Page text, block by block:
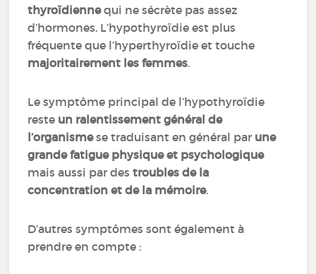
thyroïdiennequi ne sécrète pas assez
d’hormones. L’hypothyroïdie est plus
fréquente que l’hyperthyroïdie et touche
majoritairement les femmes.
Le symptôme principal de l’hypothyroïdie
reste un ralentissement général de
l’organismese traduisant en général par une
grande fatigue physique et psychologique
mais aussi par des troubles de la
concentration et de la mémoire.
D’autres symptômes sont également à
prendre en compte :